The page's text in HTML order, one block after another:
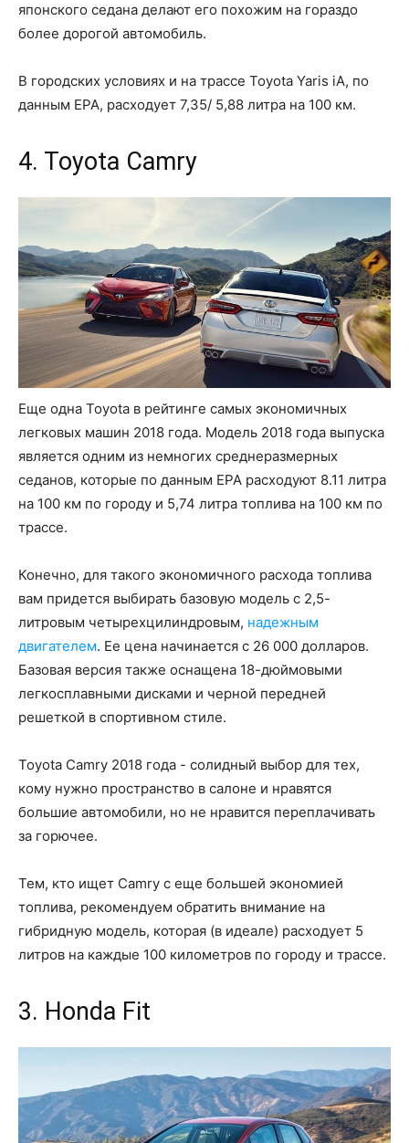
японского седана делают его похожим на гораздо
более дорогой автомобиль.
В городских условиях и на трассе Toyota Yaris iA, по
данным EPA, расходует 7,35/ 5,88 литра на 100 км.
4. Toyota Camry
Еще одна Toyota в рейтинге самых экономичных
легковых машин 2018 года. Модель 2018 года выпуска
является одним из немногих среднеразмерных
седанов, которые по данным EPA расходуют 8.11 литра
на 100 км по городу и 5,74 литра топлива на 100 км по
трассе.
Конечно, для такого экономичного расхода топлива
вам придется выбирать базовую модель с 2,5-
литровым четырехцилиндровым, надежным
двигателем. Ее цена начинается с 26 000 долларов.
Базовая версия также оснащена 18-дюймовыми
легкосплавными дисками и черной передней
решеткой в спортивном стиле.
Toyota Camry 2018 года - солидный выбор для тех,
кому нужно пространство в салоне и нравятся
большие автомобили, но не нравится переплачивать
за горючее.
Тем, кто ищет Camry с еще большей экономией
топлива, рекомендуем обратить внимание на
гибридную модель, которая (в идеале) расходует 5
литров на каждые 100 километров по городу и трассе.
3. Honda Fit